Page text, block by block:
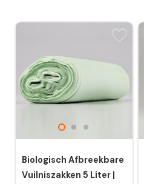
Biologisch Afbreekbare
Vuilniszakken 5 Liter |